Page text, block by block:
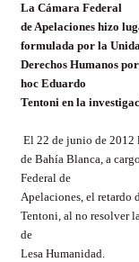
La Cámara Federal
de Apelaciones hizo
formulada por la
Derechos Humanos
hoc Eduardo
Tentoni en la
El 22 de junio de 2012
de Bahía Blanca, a
Federal de
Apelaciones, el retardo
Tentoni, al no resolver
de
Lesa Humanidad.